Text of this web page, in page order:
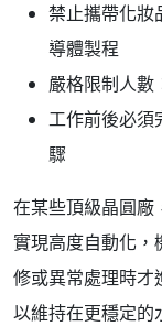
禁止攜帶化妝
導體製程
嚴格限制人數
工作前後必須
驟
在某些頂級晶圓廠
實現高度自動化，
修或異常處理時才
以維持在更穩定的